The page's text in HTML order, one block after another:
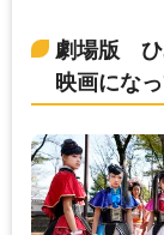
劇場版 ひ
映画にな